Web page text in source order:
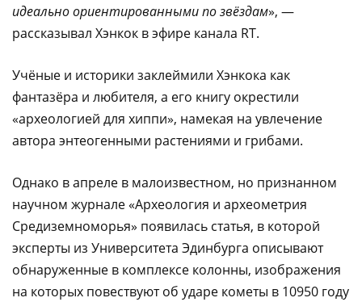
идеально ориентированными по звёздам», —
рассказывал Хэнкок в эфире канала RT.
Учёные и историки заклеймили Хэнкока как
фантазёра и любителя, а его книгу окрестили
«археологией для хиппи», намекая на увлечение
автора энтеогенными растениями и грибами.
Однако в апреле в малоизвестном, но признанном
научном журнале «Археология и археометрия
Средиземноморья» появилась статья, в которой
эксперты из Университета Эдинбурга описывают
обнаруженные в комплексе колонны, изображения
на которых повествуют об ударе кометы в 10950 году